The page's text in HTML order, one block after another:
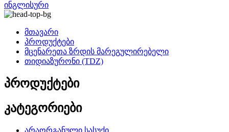
ინგლისური
მთავარი
პროდუქტები
მცენარეთა ზრდის მარეგულირებელი
თიდიაზურონი (TDZ)
პროდუქტები
კატეგორიები
არაორგანული სასუქი